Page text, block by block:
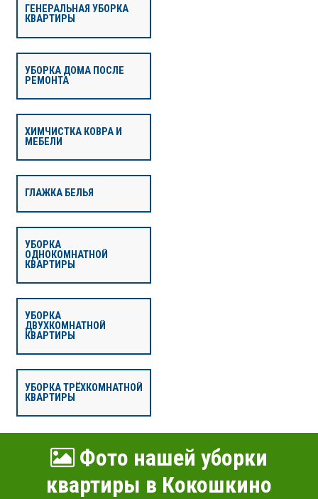
ГЕНЕРАЛЬНАЯ УБОРКА
КВАРТИРЫ
УБОРКА ДОМА ПОСЛЕ
РЕМОНТА
ХИМЧИСТКА КОВРА И
МЕБЕЛИ
ГЛАЖКА БЕЛЬЯ
УБОРКА
ОДНОКОМНАТНОЙ
КВАРТИРЫ
УБОРКА
ДВУХКОМНАТНОЙ
КВАРТИРЫ
УБОРКА ТРЁХКОМНАТНОЙ
КВАРТИРЫ
Фото нашей уборки
квартиры в Кокошкино